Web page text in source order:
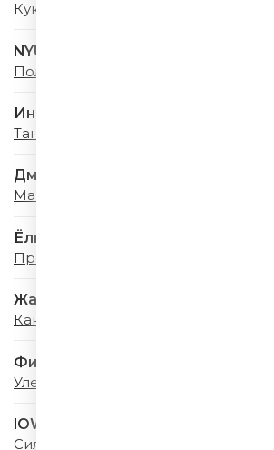
Кукушка
NYUSHA
Полароид
Инна Маликова & Новые
Танцы На Воде
Дмитрий Маликов
Мама Лето
Ёлка
Проще
Жасмин
Какое Счастье
Филипп Киркоров
Улетай, Туча
IOWA & Минаева
Сильная